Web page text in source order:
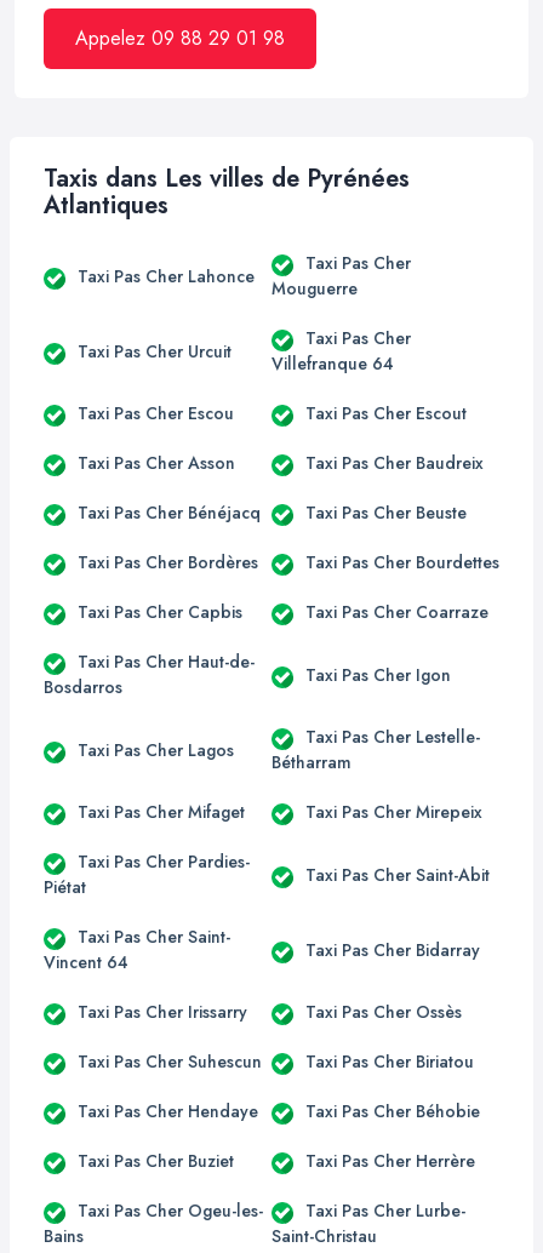
Appelez 09 88 29 01 98
Taxis dans Les villes de Pyrénées
Atlantiques
Taxi Pas Cher Lahonce
Taxi Pas Cher
Mouguerre
Taxi Pas Cher Urcuit
Taxi Pas Cher
Villefranque 64
Taxi Pas Cher Escou Taxi Pas Cher Escout
Taxi Pas Cher Asson Taxi Pas Cher Baudreix
Taxi Pas Cher Bénéjacq Taxi Pas Cher Beuste
Taxi Pas Cher Bordères Taxi Pas Cher Bourdettes
Taxi Pas Cher Capbis Taxi Pas Cher Coarraze
Taxi Pas Cher Haut-de-
Bosdarros
Taxi Pas Cher Igon
Taxi Pas Cher Lagos
Taxi Pas Cher Lestelle-
Bétharram
Taxi Pas Cher Mifaget Taxi Pas Cher Mirepeix
Taxi Pas Cher Pardies-
Piétat
Taxi Pas Cher Saint-Abit
Taxi Pas Cher Saint-
Vincent 64
Taxi Pas Cher Bidarray
Taxi Pas Cher Irissarry Taxi Pas Cher Ossès
Taxi Pas Cher Suhescun Taxi Pas Cher Biriatou
Taxi Pas Cher Hendaye Taxi Pas Cher Béhobie
Taxi Pas Cher Buziet Taxi Pas Cher Herrère
Taxi Pas Cher Ogeu-les-
Bains
Taxi Pas Cher Lurbe-
Saint-Christau